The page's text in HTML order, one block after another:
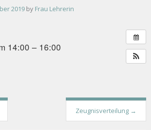
2019 by Frau Lehrerin
14:00 – 16:00
Zeugnisverteilung →